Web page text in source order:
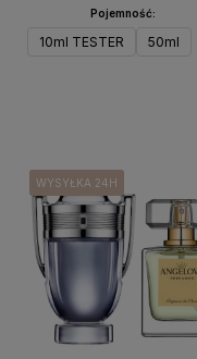
Pojemność:
10ml TESTER 50ml
WYSYŁKA 24H
WYSYŁKA 24H
WYSYŁKA 24H
WYSYŁKA 24H